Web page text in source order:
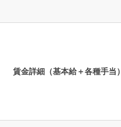
賃金詳細（基本給＋各種手当）